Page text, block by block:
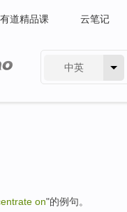
有道精品课 云笔记
中英
on"的例句。